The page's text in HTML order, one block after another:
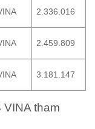
2.336.016
2.459.809
3.181.147
tham